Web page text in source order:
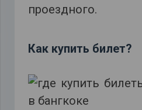
проездного.
Как купить билет?